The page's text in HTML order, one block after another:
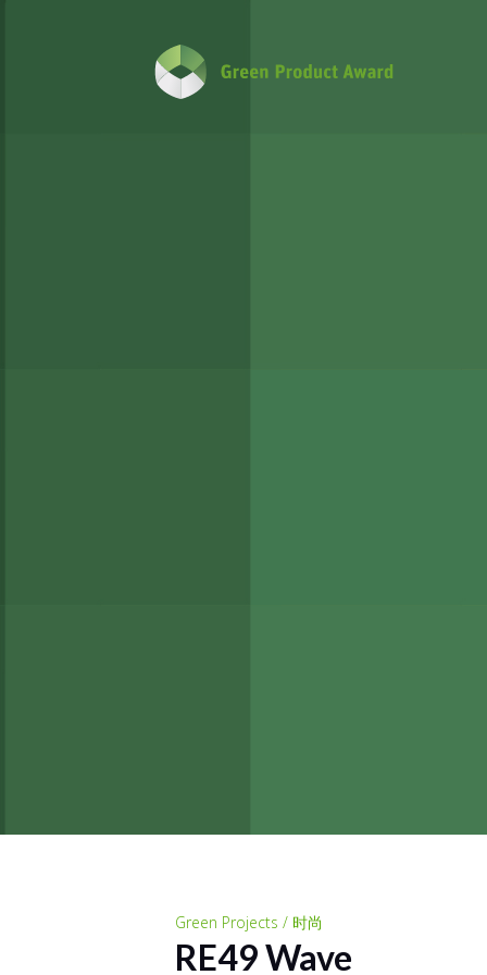
Green Projects / 时尚
RE49 Wave